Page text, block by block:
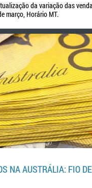
da variação das
março, Horário MT.
NA AUSTRÁLIA: FIO